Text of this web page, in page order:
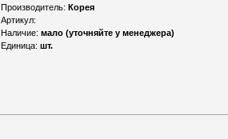
Производитель: Корея
Артикул:
Наличие: мало (уточняйте у менеджера)
Единица: шт.